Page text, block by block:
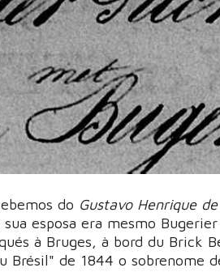
do Gustavo Henrique
esposa era mesmo
à Bruges, à bord du Brick
Brésil" de 1844 o sobrenome